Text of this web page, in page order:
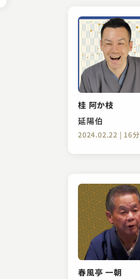
桂 阿か枝
延陽伯
2024.02.22 | 16分
春風亭 一朝